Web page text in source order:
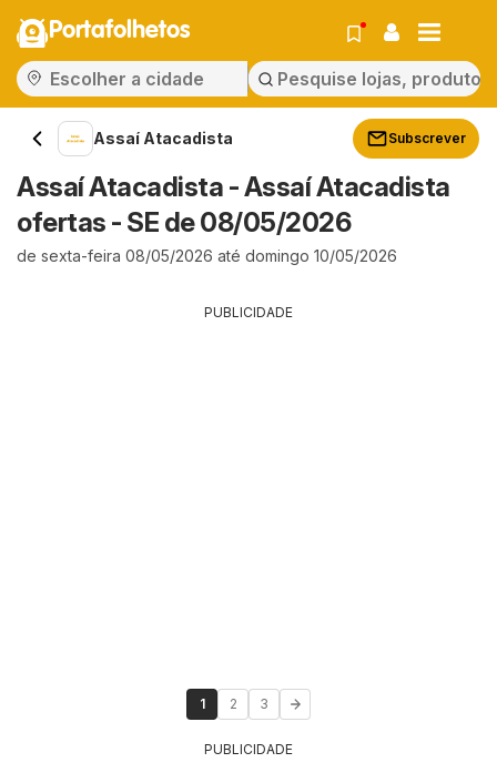
Portafolhetos
Assaí Atacadista Subscrever
Assaí Atacadista - Assaí Atacadista
ofertas - SE de 08/05/2026
de sexta-feira 08/05/2026 até domingo 10/05/2026
PUBLICIDADE
1 2 3
PUBLICIDADE